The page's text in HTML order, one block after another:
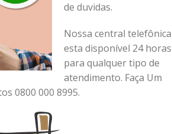
de duvidas.
Nossa central telefônica
esta disponível 24 horas
para qualquer tipo de
atendimento. Faça Um
0800 000 8995.